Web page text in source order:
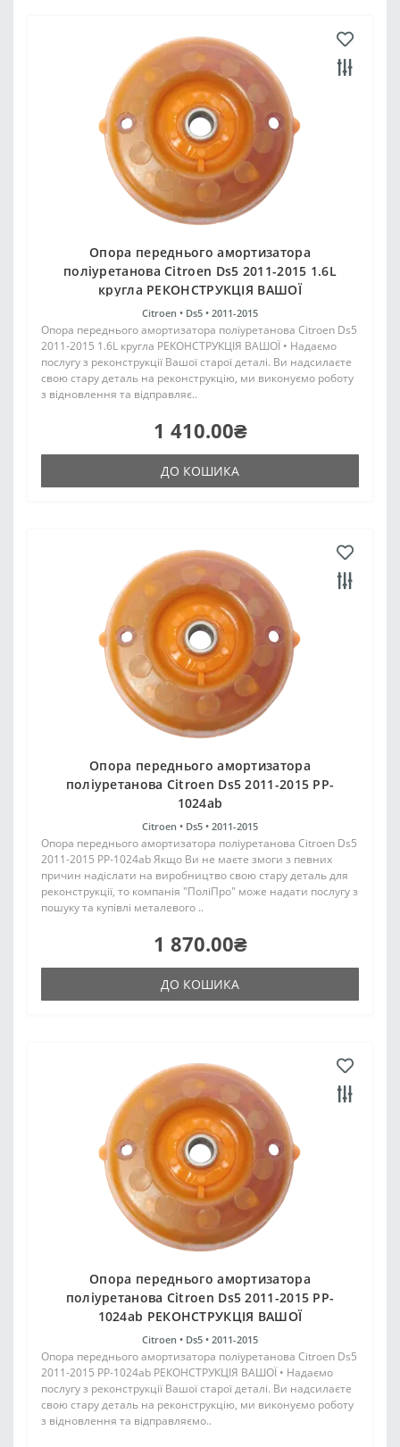
Опора переднього амортизатора
поліуретанова Citroen Ds5 2011-2015 1.6L
кругла РЕКОНСТРУКЦІЯ ВАШОЇ
Citroen • Ds5 • 2011-2015
Опора переднього амортизатора поліуретанова Citroen Ds5
2011-2015 1.6L кругла РЕКОНСТРУКЦІЯ ВАШОЇ • Надаємо
послугу з реконструкції Вашої старої деталі. Ви надсилаєте
свою стару деталь на реконструкцію, ми виконуємо роботу
з відновлення та відправляє..
1 410.00₴
ДО КОШИКА
Опора переднього амортизатора
поліуретанова Citroen Ds5 2011-2015 PP-
1024ab
Citroen • Ds5 • 2011-2015
Опора переднього амортизатора поліуретанова Citroen Ds5
2011-2015 PP-1024ab Якщо Ви не маєте змоги з певних
причин надіслати на виробництво свою стару деталь для
реконструкції, то компанія "ПоліПро" може надати послугу з
пошуку та купівлі металевого ..
1 870.00₴
ДО КОШИКА
Опора переднього амортизатора
поліуретанова Citroen Ds5 2011-2015 PP-
1024ab РЕКОНСТРУКЦІЯ ВАШОЇ
Citroen • Ds5 • 2011-2015
Опора переднього амортизатора поліуретанова Citroen Ds5
2011-2015 PP-1024ab РЕКОНСТРУКЦІЯ ВАШОЇ • Надаємо
послугу з реконструкції Вашої старої деталі. Ви надсилаєте
свою стару деталь на реконструкцію, ми виконуємо роботу
з відновлення та відправляємо..